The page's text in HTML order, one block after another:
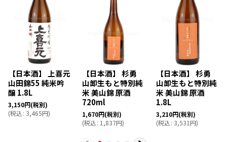
【日本酒】 上喜元
山田錦55 純米吟
醸 1.8L
3,150円(税別)
(税込: 3,465円)
【日本酒】 杉勇
山卸生もと特別純
米 美山錦 原酒
720ml
1,670円(税別)
(税込: 1,837円)
【日本酒】 杉勇
山卸生もと特別純
米 美山錦 原酒
1.8L
3,210円(税別)
(税込: 3,531円)